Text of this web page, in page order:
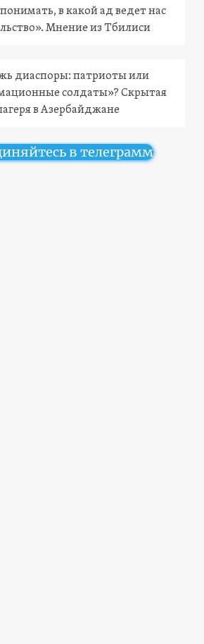
в какой ад ведет нас
Мнение из Тбилиси
диаспоры: патриоты или
солдаты»? Скрытая
в Азербайджане
в телеграмм